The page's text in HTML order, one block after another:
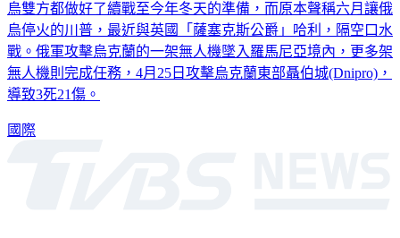
烏雙方都做好了續戰至今年冬天的準備，而原本聲稱六月讓俄
烏停火的川普，最近與英國「薩塞克斯公爵」哈利，隔空口水
戰。俄軍攻擊烏克蘭的一架無人機墜入羅馬尼亞境內，更多架
無人機則完成任務，4月25日攻擊烏克蘭東部聶伯城(Dnipro)，
導致3死21傷。
國際